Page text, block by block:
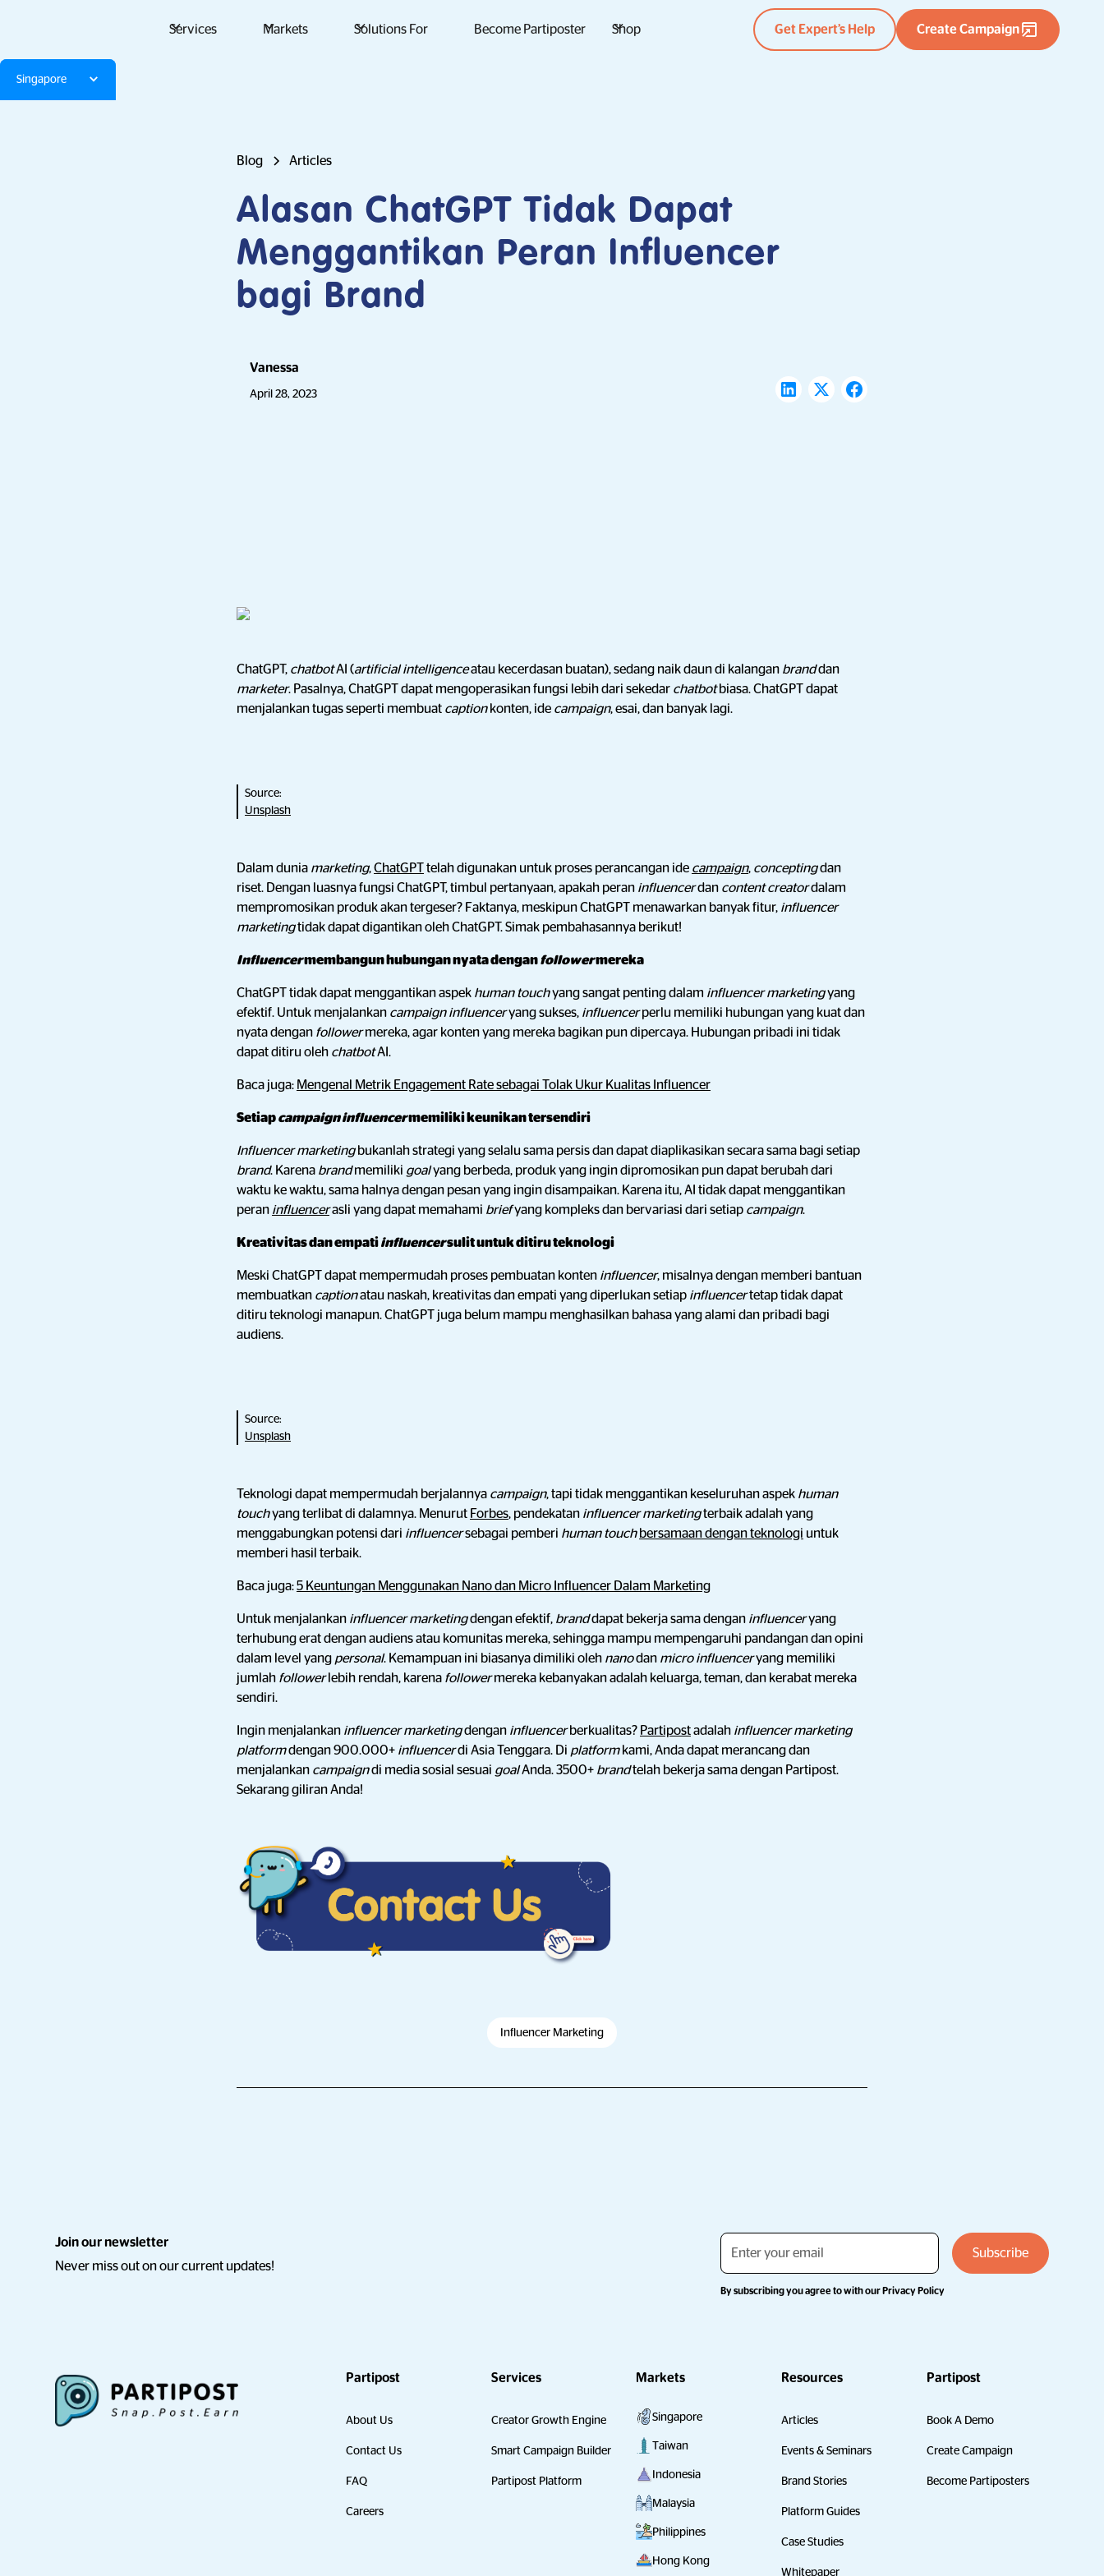
Services Markets Solutions For Become Partiposter Shop Get Expert’s Help Create Campaign
Singapore
Blog Articles
Alasan ChatGPT Tidak Dapat
Menggantikan Peran Influencer
bagi Brand
Vanessa
April 28, 2023
ChatGPT, chatbotAI (artificial intelligenceatau kecerdasan buatan), sedang naik daun di kalangan branddan
marketer. Pasalnya, ChatGPT dapat mengoperasikan fungsi lebih dari sekedar chatbotbiasa. ChatGPT dapat
menjalankan tugas seperti membuat captionkonten, ide campaign, esai, dan banyak lagi.
Source:
Unsplash
Dalam dunia marketing,ChatGPTtelah digunakan untuk proses perancangan ide campaign, conceptingdan
riset. Dengan luasnya fungsi ChatGPT, timbul pertanyaan, apakah peran influencerdan content creatordalam
mempromosikan produk akan tergeser? Faktanya, meskipun ChatGPT menawarkan banyak fitur, influencer
marketingtidak dapat digantikan oleh ChatGPT. Simak pembahasannya berikut!
Influencermembangun hubungan nyata denganfollowermereka
ChatGPT tidak dapat menggantikan aspek human touchyang sangat penting dalam influencer marketingyang
efektif. Untuk menjalankan campaign influenceryang sukses, influencerperlu memiliki hubungan yang kuat dan
nyata dengan followermereka, agar konten yang mereka bagikan pun dipercaya. Hubungan pribadi ini tidak
dapat ditiru oleh chatbotAI.
Baca juga: Mengenal Metrik Engagement Rate sebagai Tolak Ukur Kualitas Influencer
Setiapcampaign influencermemiliki keunikan tersendiri
Influencer marketing bukanlah strategi yang selalu sama persis dan dapat diaplikasikan secara sama bagi setiap
brand. Karena brandmemiliki goalyang berbeda, produk yang ingin dipromosikan pun dapat berubah dari
waktu ke waktu, sama halnya dengan pesan yang ingin disampaikan. Karena itu, AI tidak dapat menggantikan
peran influencerasli yang dapat memahami briefyang kompleks dan bervariasi dari setiap campaign.
Kreativitas dan empatiinfluencersulit untuk ditiru teknologi
Meski ChatGPT dapat mempermudah proses pembuatan konten influencer, misalnya dengan memberi bantuan
membuatkan captionatau naskah, kreativitas dan empati yang diperlukan setiap influencertetap tidak dapat
ditiru teknologi manapun. ChatGPT juga belum mampu menghasilkan bahasa yang alami dan pribadi bagi
audiens.
Source:
Unsplash
Teknologi dapat mempermudah berjalannya campaign, tapi tidak menggantikan keseluruhan aspek human
touchyang terlibat di dalamnya. Menurut Forbes, pendekatan influencer marketingterbaik adalah yang
menggabungkan potensi dari influencersebagai pemberi human touch bersamaan dengan teknologi untuk
memberi hasil terbaik.
Baca juga:5 Keuntungan Menggunakan Nano dan Micro Influencer Dalam Marketing
Untuk menjalankan influencer marketingdengan efektif, branddapat bekerja sama dengan influenceryang
terhubung erat dengan audiens atau komunitas mereka, sehingga mampu mempengaruhi pandangan dan opini
dalam level yang personal. Kemampuan ini biasanya dimiliki oleh nanodan micro influenceryang memiliki
jumlah follower lebih rendah, karena followermereka kebanyakan adalah keluarga, teman, dan kerabat mereka
sendiri.
Ingin menjalankan influencer marketingdengan influencerberkualitas? Partipostadalah influencer marketing
platformdengan 900.000+ influencerdi Asia Tenggara. Di platform kami, Anda dapat merancang dan
menjalankan campaigndi media sosial sesuai goalAnda. 3500+ brandtelah bekerja sama dengan Partipost.
Sekarang giliran Anda!
Influencer Marketing
Join our newsletter
Never miss out on our current updates!
By subscribing you agree to with ourPrivacy Policy
Partipost
About Us
Contact Us
FAQ
Careers
Services
Creator Growth Engine
Smart Campaign Builder
Partipost Platform
Markets
Singapore
Taiwan
Indonesia
Malaysia
Philippines
Hong Kong
Resources
Articles
Events & Seminars
Brand Stories
Platform Guides
Case Studies
Whitepaper
Partipost
Book A Demo
Create Campaign
Become Partiposters